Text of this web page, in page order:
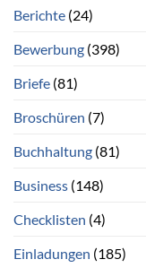
Berichte (24)
Bewerbung (398)
Briefe (81)
Broschüren (7)
Buchhaltung (81)
Business (148)
Checklisten (4)
Einladungen (185)